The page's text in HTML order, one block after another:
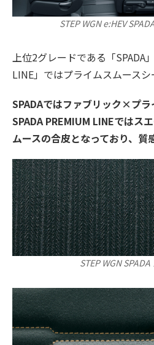
STEP WGN e:HEV
上位2グレードである「SPADA
LINE」ではプライムスムースシ
SPADAではファブリック×プラ
SPADA PREMIUM LINEではス
ムースの合皮となっており、質
STEP WGN